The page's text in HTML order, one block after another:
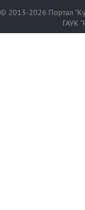
© 2013-2026 Портал
ГАУК